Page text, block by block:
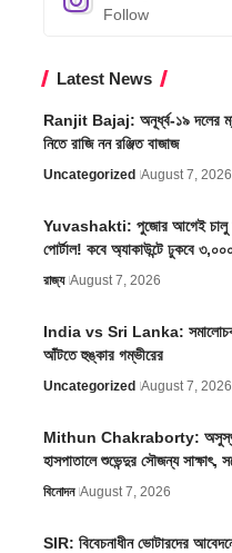
Follow
Latest News
Ranjit Bajaj: অনূর্ধ্ব-১৯ দলের
নিতে রাজি নন রঞ্জিত বাজাজ
Uncategorized August 7, 2026
Yuvashakti: পুজোর আগেই চালু
পোর্টাল! কবে অ্যাকাউন্টে ঢুকবে
রাজ্য August 7, 2026
India vs Sri Lanka:
আঁটতে হুঙ্কার গম্ভীরের
Uncategorized August 7, 2026
Mithun Chakraborty: অসুস্থ
হাসপাতালে শুভেন্দুর সৌজন্য সাক্ষাৎ,
বিনোদন August 7, 2026
SIR: বিবেচনাধীন ভোটারদের